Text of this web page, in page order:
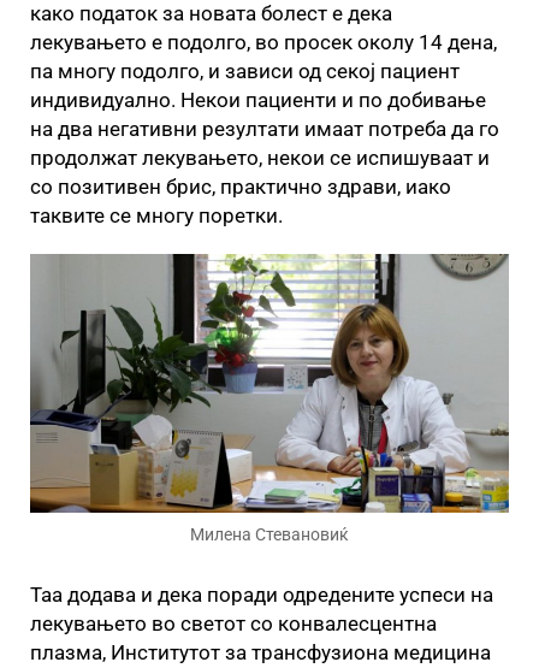
како податок за новата болест е дека
лекувањето е подолго, во просек околу 14 дена,
па многу подолго, и зависи од секој пациент
индивидуално. Некои пациенти и по добивање
на два негативни резултати имаат потреба да го
продолжат лекувањето, некои се испишуваат и
со позитивен брис, практично здрави, иако
таквите се многу поретки.
Милена Стевановиќ
Таа додава и дека поради одредените успеси на
лекувањето во светот со конвалесцентна
плазма, Институтот за трансфузиона медицина